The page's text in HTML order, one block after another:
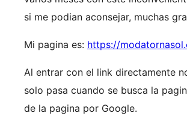
si me podian aconsejar, muchas
Mi pagina es: https://
Al entrar con el link directamente
solo pasa cuando se busca la
de la pagina por Google.